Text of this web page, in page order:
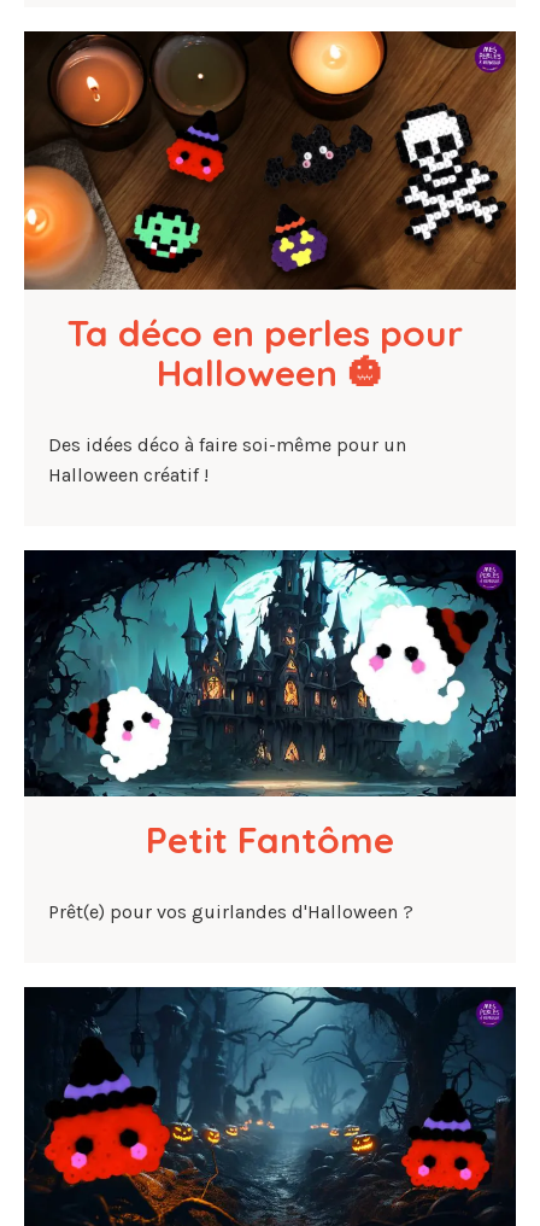
Ta déco en perles pour
Halloween 🎃
Des idées déco à faire soi-même pour un
Halloween créatif !
Petit Fantôme
Prêt(e) pour vos guirlandes d'Halloween ?